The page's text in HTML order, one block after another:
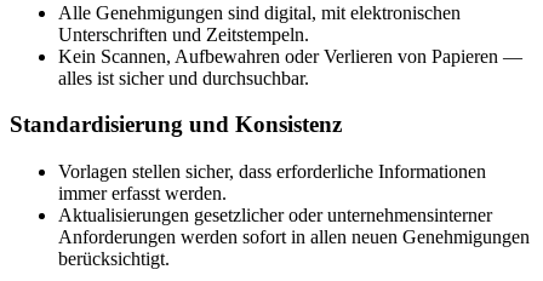
Alle Genehmigungen sind digital, mit elektronischen
Unterschriften und Zeitstempeln.
Kein Scannen, Aufbewahren oder Verlieren von Papieren —
alles ist sicher und durchsuchbar.
Standardisierung und Konsistenz
Vorlagen stellen sicher, dass erforderliche Informationen
immer erfasst werden.
Aktualisierungen gesetzlicher oder unternehmensinterner
Anforderungen werden sofort in allen neuen Genehmigungen
berücksichtigt.